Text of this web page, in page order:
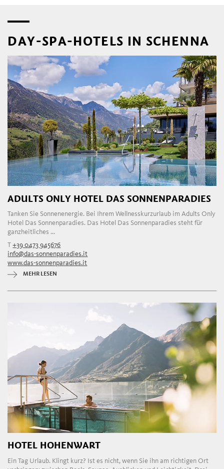
DAY-SPA-HOTELS IN SCHENNA
ADULTS ONLY HOTEL DAS SONNENPARADIES
Tanken Sie Sonnenenergie. Bei Ihrem Wellnesskurzurlaub im Adults Only
Hotel Das Sonnenparadies. Das Hotel Das Sonnenparadies steht für
ganzheitliches ...
T+39 0473 945676
info@das-sonnenparadies.it
www.das-sonnenparadies.it
MEHR LESEN
HOTEL HOHENWART
Ein Tag Urlaub. Klingt kurz? Ist es nicht, wenn Sie ihn am richtigen Ort